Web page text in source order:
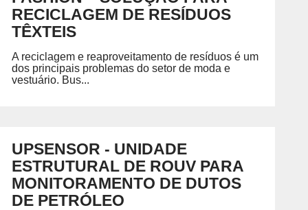
habilitando você para
Portal do Aluno
Petróleo, Gás e Energia
Química e Meio Ambiente
REGIMENTO
Acesse o regimento do SENAI/RS.
RECICLAGEM DE RESÍDUOS
TÊXTEIS
A reciclagem e reaproveitamento de resíduos é um
dos principais problemas do setor de moda e
vestuário. Bus...
UPSENSOR - UNIDADE
ESTRUTURAL DE ROUV PARA
MONITORAMENTO DE DUTOS
DE PETRÓLEO